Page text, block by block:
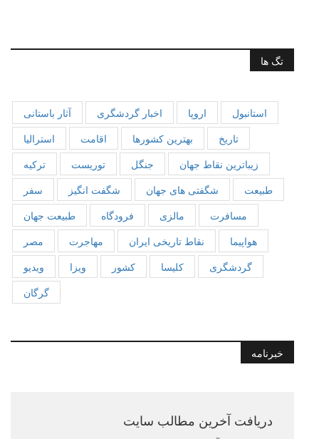
تگ ها
آثار باستانی اخبار گردشگری اروپا
استانبول
استرالیا
اقامت بهترین کشورها
تاریخ
ترکیه
توریست جنگل
زیباترین نقاط جهان
سفر
شگفت انگیز شگفتی های جهان
طبیعت
طبیعت جهان
فرودگاه مالزی
مسافرت
مصر
مهاجرت نقاط تاریخی ایران
هواپیما
ویدیو
ویزا کشور کلیسا
گردشگری
گرگان
خبرنامه
دریافت آخرین مطالب سایت